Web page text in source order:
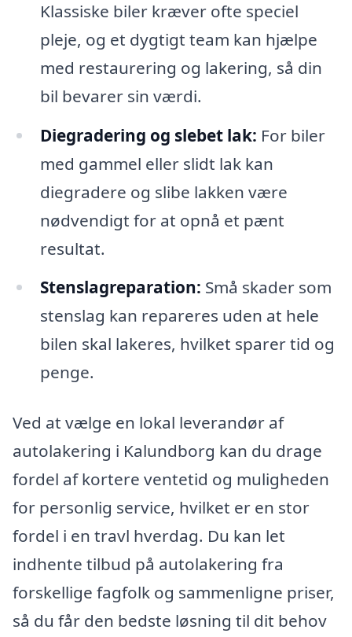
Klassiske biler kræver ofte speciel
pleje, og et dygtigt team kan hjælpe
med restaurering og lakering, så din
bil bevarer sin værdi.
Diegradering og slebet lak: For biler
med gammel eller slidt lak kan
diegradere og slibe lakken være
nødvendigt for at opnå et pænt
resultat.
Stenslagreparation: Små skader som
stenslag kan repareres uden at hele
bilen skal lakeres, hvilket sparer tid og
penge.
Ved at vælge en lokal leverandør af
autolakering i Kalundborg kan du drage
fordel af kortere ventetid og muligheden
for personlig service, hvilket er en stor
fordel i en travl hverdag. Du kan let
indhente tilbud på autolakering fra
forskellige fagfolk og sammenligne priser,
så du får den bedste løsning til dit behov